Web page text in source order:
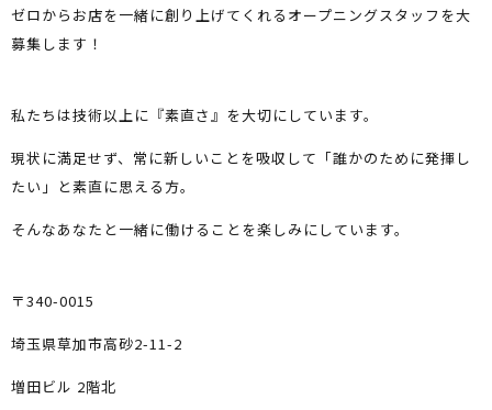
ゼロからお店を一緒に創り上げてくれるオープニングスタッフを大
募集します！
私たちは技術以上に『素直さ』を大切にしています。
現状に満足せず、常に新しいことを吸収して「誰かのために発揮し
たい」と素直に思える方。
そんなあなたと一緒に働けることを楽しみにしています。
〒340-0015
埼玉県草加市高砂2-11-2
増田ビル 2階北